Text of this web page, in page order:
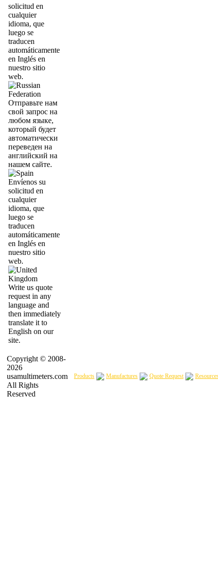
solicitud en
cualquier
idioma, que
luego se
traducen
automáticamente
en Inglés en
nuestro sitio
web.
Отправьте нам
свой запрос на
любом языке,
который будет
автоматически
переведен на
английский на
нашем сайте.
Envíenos su
solicitud en
cualquier
idioma, que
luego se
traducen
automáticamente
en Inglés en
nuestro sitio
web.
Write us quote
request in any
language and
then immediately
translate it to
English on our
site.
Copyright © 2008-
2026
usamultimeters.com
All Rights
Reserved
Products Manufactures Quote Request